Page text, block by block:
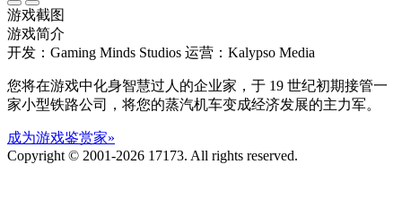
游戏截图
游戏简介
开发：Gaming Minds Studios 运营：Kalypso Media
您将在游戏中化身智慧过人的企业家，于 19 世纪初期接管一
家小型铁路公司，将您的蒸汽机车变成经济发展的主力军。
成为游戏鉴赏家»
Copyright © 2001-2026 17173. All rights reserved.